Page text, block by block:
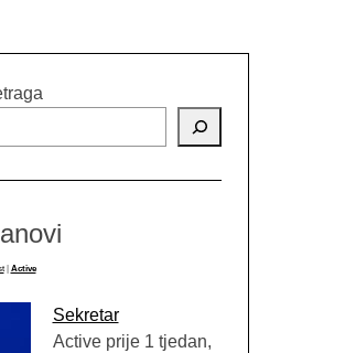
Active
Sekretar
Active prije 1 tjedan,